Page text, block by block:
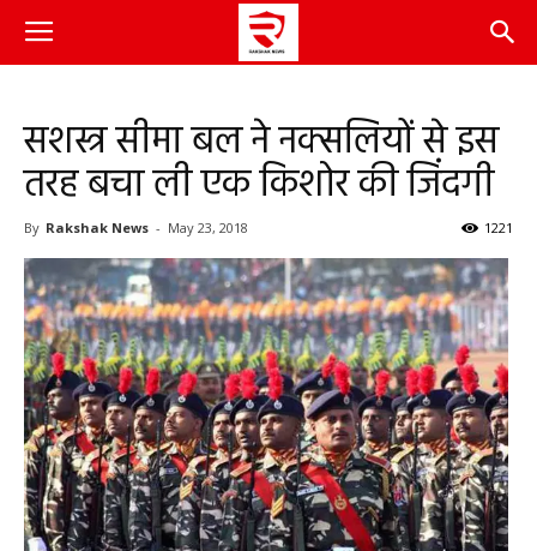
सशस्त्र सीमा बल ने नक्सलियों से इस
तरह बचा ली एक किशोर की जिंदगी
By Rakshak News - May 23, 2018 1221